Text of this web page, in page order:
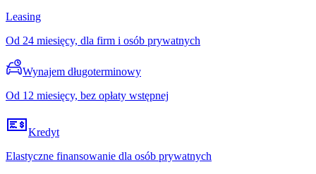
Leasing
Od 24 miesięcy, dla firm i osób prywatnych
Wynajem długoterminowy
Od 12 miesięcy, bez opłaty wstępnej
Kredyt
Elastyczne finansowanie dla osób prywatnych